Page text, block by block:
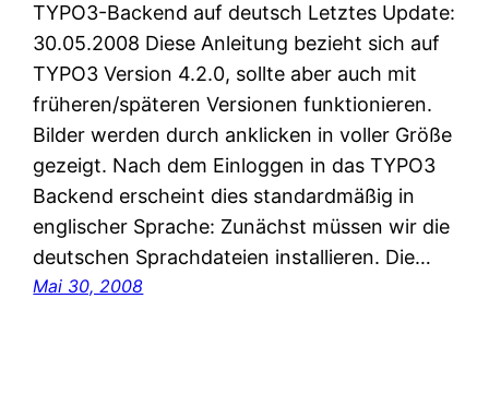
TYPO3-Backend auf deutsch Letztes Update:
30.05.2008 Diese Anleitung bezieht sich auf
TYPO3 Version 4.2.0, sollte aber auch mit
früheren/späteren Versionen funktionieren.
Bilder werden durch anklicken in voller Größe
gezeigt. Nach dem Einloggen in das TYPO3
Backend erscheint dies standardmäßig in
englischer Sprache: Zunächst müssen wir die
deutschen Sprachdateien installieren. Die…
Mai 30, 2008